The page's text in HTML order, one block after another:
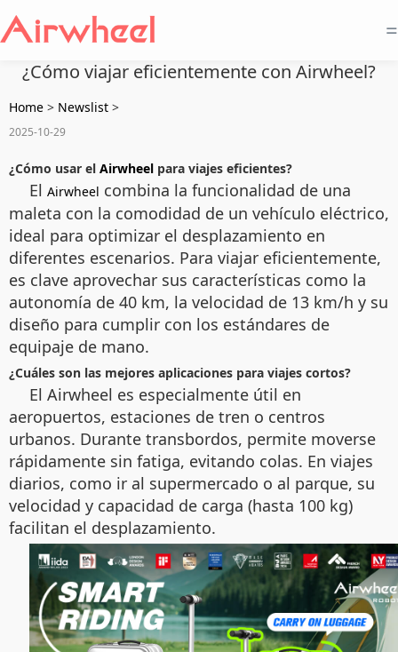
=
¿Cómo viajar eficientemente con Airwheel?
Home > Newslist >
2025-10-29
¿Cómo usar el Airwheel para viajes eficientes?
El Airwheel combina la funcionalidad de una
maleta con la comodidad de un vehículo eléctrico,
ideal para optimizar el desplazamiento en
diferentes escenarios. Para viajar eficientemente,
es clave aprovechar sus características como la
autonomía de 40 km, la velocidad de 13 km/h y su
diseño para cumplir con los estándares de
equipaje de mano.
¿Cuáles son las mejores aplicaciones para viajes cortos?
El Airwheel es especialmente útil en
aeropuertos, estaciones de tren o centros
urbanos. Durante transbordos, permite moverse
rápidamente sin fatiga, evitando colas. En viajes
diarios, como ir al supermercado o al parque, su
velocidad y capacidad de carga (hasta 100 kg)
facilitan el desplazamiento.